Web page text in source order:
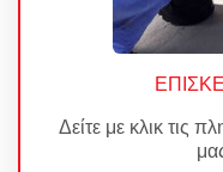
Δείτε με κλικ τις